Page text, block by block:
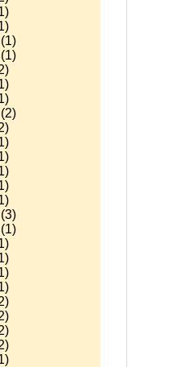
(1)
(1)
(2)
(3)
(1)